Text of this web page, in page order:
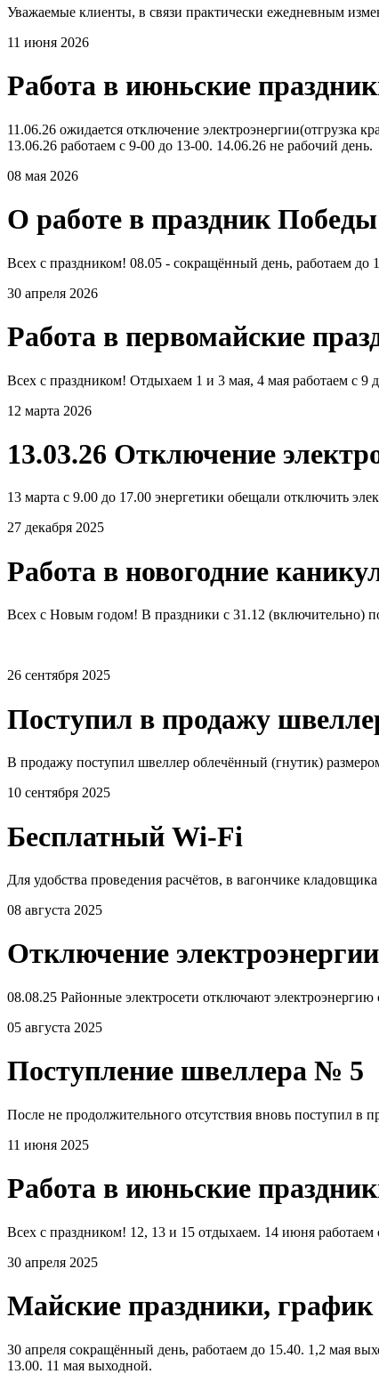
Уважаемые клиенты, в связи практически ежедневным
11 июня 2026
Работа в июньские
11.06.26 ожидается отключение электроэнергии(отгрузка
13.06.26 работаем с 9-00 до 13-00. 14.06.26 не рабочий день.
08 мая 2026
О работе в праздник Победы
Всех с праздником! 08.05 - сокращённый день, работаем
30 апреля 2026
Работа в первомайские
Всех с праздником! Отдыхаем 1 и 3 мая, 4 мая работаем с 9
12 марта 2026
13.03.26 Отключение
13 марта с 9.00 до 17.00 энергетики обещали отключить
27 декабря 2025
Работа в новогодние
Всех с Новым годом! В праздники с 31.12 (включительно)
26 сентября 2025
Поступил в продажу
В продажу поступил швеллер облечённый (гнутик)
10 сентября 2025
Бесплатный Wi-Fi
Для удобства проведения расчётов, в вагончике
08 августа 2025
Отключение
08.08.25 Районные электросети отключают
05 августа 2025
Поступление швеллера № 5
После не продолжительного отсутствия вновь поступил
11 июня 2025
Работа в июньские
Всех с праздником! 12, 13 и 15 отдыхаем. 14 июня работаем
30 апреля 2025
Майские праздники,
30 апреля сокращённый день, работаем до 15.40. 1,2 мая
13.00. 11 мая выходной.